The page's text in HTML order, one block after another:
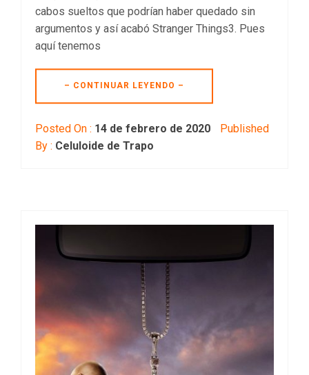
cabos sueltos que podrían haber quedado sin
argumentos y así acabó Stranger Things3. Pues
aquí tenemos
– CONTINUAR LEYENDO –
Posted On : 14 de febrero de 2020
Published
By : Celuloide de Trapo